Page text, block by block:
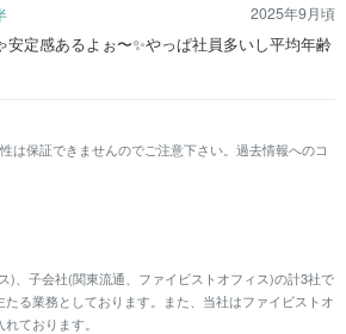
2025年9月頃
定感あるよぉ〜✨やっぱ社員多いし平均年齢
は保証できませんのでご注意下さい。過去情報へのコ
)、子会社(関東流通、ファイビストオフィス)の計3社で
る業務としております。また、当社はファイビストオ
ております。